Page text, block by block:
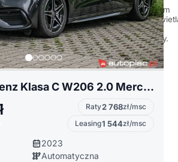
Mercedes-Benz Klasa C W206 2.0 Mercedes Benz C300d 9G-Tronic AMG LINE
Raty2 768zł/msc
Leasing1 544zł/msc
2023
Automatyczna